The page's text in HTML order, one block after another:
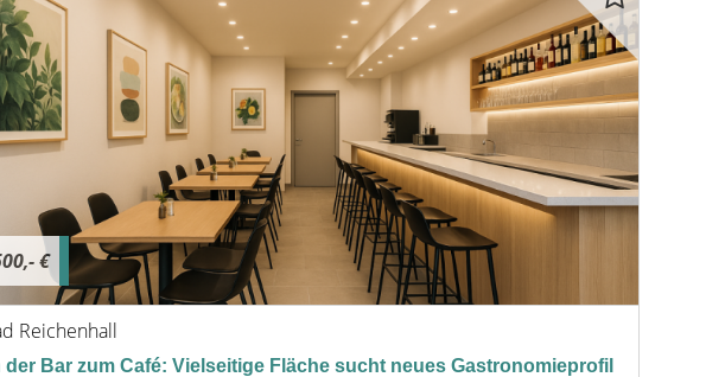
€
Reichenhall
der Bar zum Café: Vielseitige Fläche sucht neues Gastronomieprofil